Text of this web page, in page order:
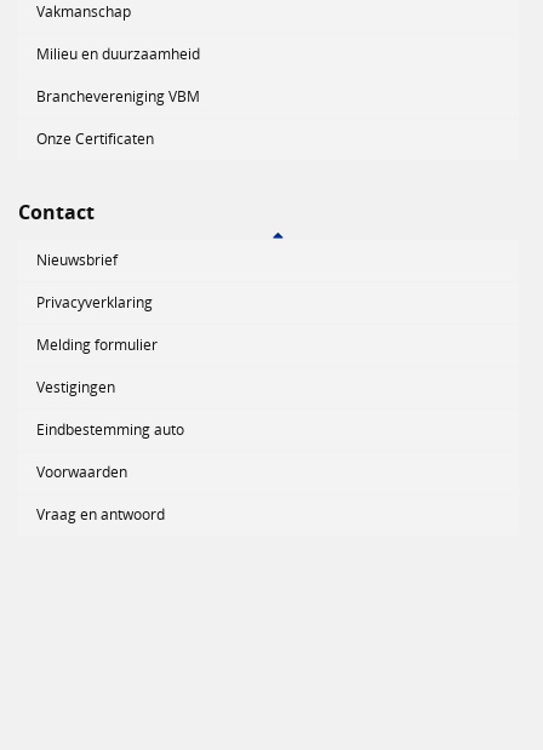
Vakmanschap
Milieu en duurzaamheid
Branchevereniging VBM
Onze Certificaten
Contact
Nieuwsbrief
Privacyverklaring
Melding formulier
Vestigingen
Eindbestemming auto
Voorwaarden
Vraag en antwoord